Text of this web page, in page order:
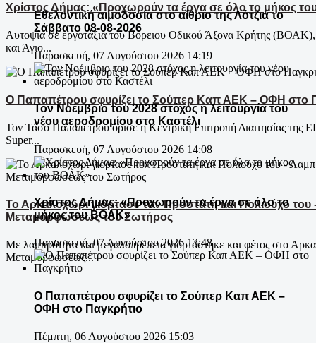
Χρίστος Δήμας: «Προχωρούν τα έργα σε όλο το μήκος
Αυτοψία σε εργοτάξια του Βόρειου Οδικού Άξονα Κρήτης
και Άγιο...
Ο Παπαπέτρου σφυρίζει το Σούπερ Καπ ΑΕΚ – ΟΦΗ στο
Τον Τάσο Παπαπέτρου όρισε η Κεντρική Επιτροπή Διαιτησίας της
Super...
Το Αρκαλοχώρι γιόρτασε τον Προστάτη και Πολιούχο
Μεταμορφώσεως του Σωτήρος
Με λαμπρότητα και μεγαλοπρέπεια γιορτάστηκε και φέτος στο
Μεταμορφώσεως...
Εθελοντική αιμοδοσία στο αίθριο της Λότζια το
Σάββατο 08-08-2026
Παρασκευή, 07 Αυγούστου 2026 14:19
Τον Νοέμβριο του 2028 στόχος η λειτουργία του
νέου αεροδρομίου στο Καστέλι
Παρασκευή, 07 Αυγούστου 2026 14:08
Χρίστος Δήμας: «Προχωρούν τα έργα σε όλο το
μήκος του ΒΟΑΚ»
Παρασκευή, 07 Αυγούστου 2026 13:48
Ο Παπαπέτρου σφυρίζει το Σούπερ Καπ ΑΕΚ –
ΟΦΗ στο Παγκρήτιο
Πέμπτη, 06 Αυγούστου 2026 15:03